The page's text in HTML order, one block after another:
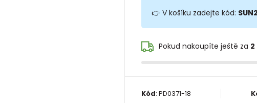
👉 V košíku zadejte kód:
Pokud nakoupíte ještě za
Kód: PD0371-18